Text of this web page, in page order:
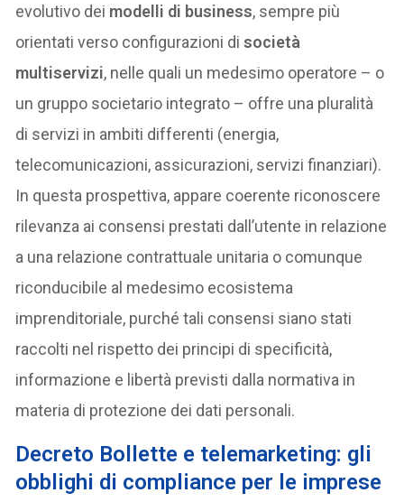
evolutivo dei modelli di business, sempre più
orientati verso configurazioni disocietà
multiservizi, nelle quali un medesimo operatore – o
un gruppo societario integrato – offre una pluralità
di servizi in ambiti differenti (energia,
telecomunicazioni, assicurazioni, servizi finanziari).
In questa prospettiva, appare coerente riconoscere
rilevanza ai consensi prestati dall’utente in relazione
a una relazione contrattuale unitaria o comunque
riconducibile al medesimo ecosistema
imprenditoriale, purché tali consensi siano stati
raccolti nel rispetto dei principi di specificità,
informazione e libertà previsti dalla normativa in
materia di protezione dei dati personali.
Decreto Bollette e telemarketing: gli
obblighi di compliance per le imprese